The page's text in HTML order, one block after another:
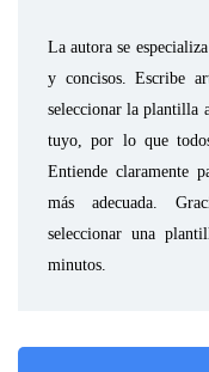
La autora se
y concisos. Escribe
seleccionar la plantilla
tuyo, por lo que
Entiende claramente
más adecuada.
seleccionar una
minutos.